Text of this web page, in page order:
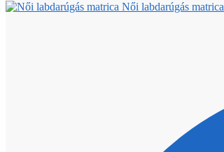
Női labdarúgás matrica